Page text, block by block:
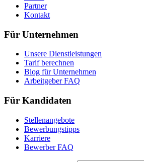
Partner
Kontakt
Für Unternehmen
Unsere Dienstleistungen
Tarif berechnen
Blog für Unternehmen
Arbeitgeber FAQ
Für Kandidaten
Stellenangebote
Bewerbungstipps
Karriere
Bewerber FAQ